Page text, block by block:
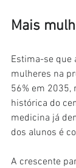
Mais
Estima-se que
mulheres na
56% em 2035,
histórica do
medicina já
dos alunos é
A crescente